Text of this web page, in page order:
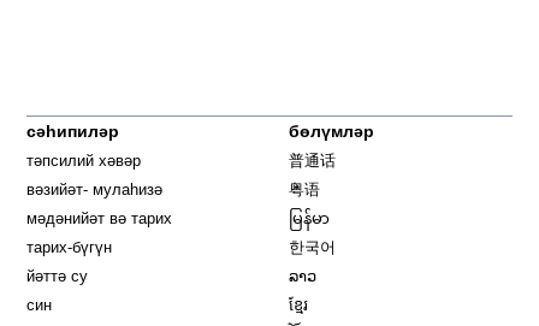
сәһипиләр
тәпсилий хәвәр
вәзийәт- мулаһизә
мәдәнийәт вә тарих
тарих-бүгүн
йәттә су
син
бөлүмләр
普通话
粤语
မြန်မာ
한국어
ລາວ
ខ្មែរ